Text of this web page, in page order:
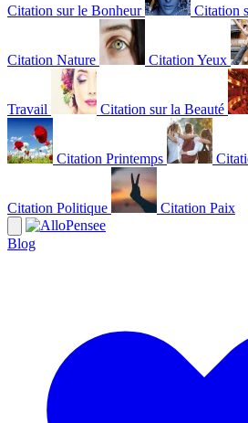
Citation sur le Bonheur Citation
Citation Nature Citation Yeux
Travail Citation sur la Beauté
Citation Printemps
Citation Politique Citation Paix
Blog